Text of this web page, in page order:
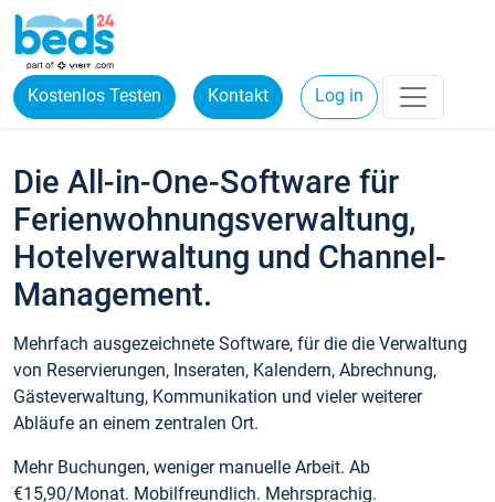
Kostenlos Testen Kontakt Log in
Die All-in-One-Software für
Ferienwohnungsverwaltung,
Hotelverwaltung und Channel-
Management.
Mehrfach ausgezeichnete Software, für die die Verwaltung
von Reservierungen, Inseraten, Kalendern, Abrechnung,
Gästeverwaltung, Kommunikation und vieler weiterer
Abläufe an einem zentralen Ort.
Mehr Buchungen, weniger manuelle Arbeit. Ab
€15,90/Monat. Mobilfreundlich. Mehrsprachig.